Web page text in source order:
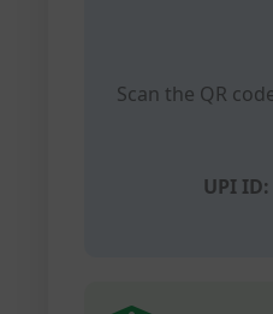
Scan the QR
UPI ID: